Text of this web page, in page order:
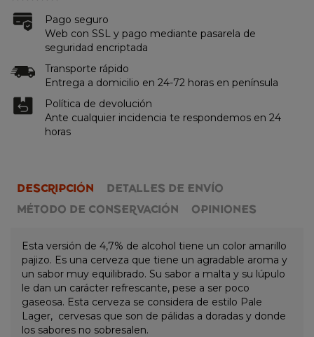
Pago seguro
Web con SSL y pago mediante pasarela de
seguridad encriptada
Transporte rápido
Entrega a domicilio en 24-72 horas en península
Política de devolución
Ante cualquier incidencia te respondemos en 24
horas
DESCRIPCIÓN
DETALLES DE ENVÍO
MÉTODO DE CONSERVACIÓN
OPINIONES
Esta versión de 4,7% de alcohol tiene un color amarillo
pajizo. Es una cerveza que tiene un agradable aroma y
un sabor muy equilibrado. Su sabor a malta y su lúpulo
le dan un carácter refrescante, pese a ser poco
gaseosa. Esta cerveza se considera de estilo Pale
Lager, cervesas que son de pálidas a doradas y donde
los sabores no sobresalen.